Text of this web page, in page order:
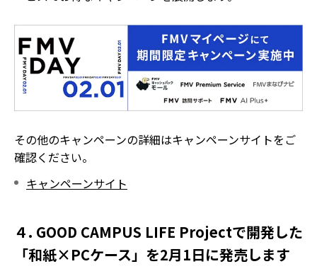
その他のキャンペーンの詳細はキャンペーンサイトをご
確認ください。
キャンペーンサイト
４. GOOD CAMPUS LIFE Projectで開発した
「和紙×PCケース」を2月1日に発売します